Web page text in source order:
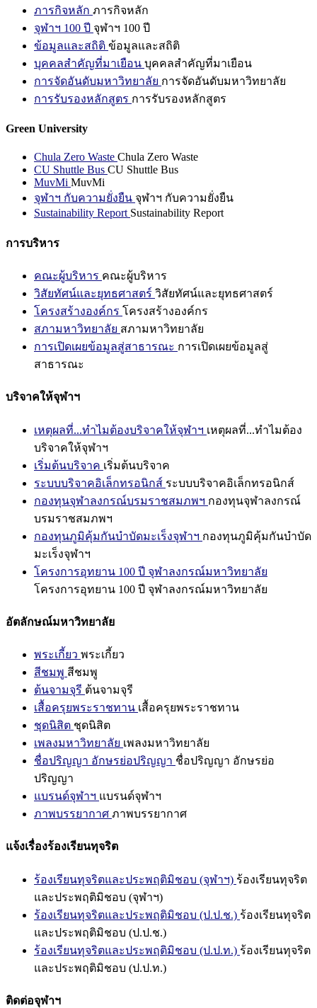
ภารกิจหลัก ภารกิจหลัก
จุฬาฯ 100 ปี จุฬาฯ 100 ปี
ข้อมูลและสถิติ ข้อมูลและสถิติ
บุคคลสำคัญที่มาเยือน บุคคลสำคัญที่มาเยือน
การจัดอันดับมหาวิทยาลัย การจัดอันดับมหาวิทยาลัย
การรับรองหลักสูตร การรับรองหลักสูตร
Green University
Chula Zero Waste Chula Zero Waste
CU Shuttle Bus CU Shuttle Bus
MuvMi MuvMi
จุฬาฯ กับความยั่งยืน จุฬาฯ กับความยั่งยืน
Sustainability Report Sustainability Report
การบริหาร
คณะผู้บริหาร คณะผู้บริหาร
วิสัยทัศน์และยุทธศาสตร์ วิสัยทัศน์และยุทธศาสตร์
โครงสร้างองค์กร โครงสร้างองค์กร
สภามหาวิทยาลัย สภามหาวิทยาลัย
การเปิดเผยข้อมูลสู่สาธารณะ การเปิดเผยข้อมูลสู่
สาธารณะ
บริจาคให้จุฬาฯ
เหตุผลที่...ทำไมต้องบริจาคให้จุฬาฯ เหตุผลที่...ทำไมต้อง
บริจาคให้จุฬาฯ
เริ่มต้นบริจาค เริ่มต้นบริจาค
ระบบบริจาคอิเล็กทรอนิกส์ ระบบบริจาคอิเล็กทรอนิกส์
กองทุนจุฬาลงกรณ์บรมราชสมภพฯ กองทุนจุฬาลงกรณ์
บรมราชสมภพฯ
กองทุนภูมิคุ้มกันบำบัดมะเร็งจุฬาฯ กองทุนภูมิคุ้มกันบำบัด
มะเร็งจุฬาฯ
โครงการอุทยาน 100 ปี จุฬาลงกรณ์มหาวิทยาลัย
โครงการอุทยาน 100 ปี จุฬาลงกรณ์มหาวิทยาลัย
อัตลักษณ์มหาวิทยาลัย
พระเกี้ยว พระเกี้ยว
สีชมพู สีชมพู
ต้นจามจุรี ต้นจามจุรี
เสื้อครุยพระราชทาน เสื้อครุยพระราชทาน
ชุดนิสิต ชุดนิสิต
เพลงมหาวิทยาลัย เพลงมหาวิทยาลัย
ชื่อปริญญา อักษรย่อปริญญา ชื่อปริญญา อักษรย่อ
ปริญญา
แบรนด์จุฬาฯ แบรนด์จุฬาฯ
ภาพบรรยากาศ ภาพบรรยากาศ
แจ้งเรื่องร้องเรียนทุจริต
ร้องเรียนทุจริตและประพฤติมิชอบ (จุฬาฯ) ร้องเรียนทุจริต
และประพฤติมิชอบ (จุฬาฯ)
ร้องเรียนทุจริตและประพฤติมิชอบ (ป.ป.ช.) ร้องเรียนทุจริต
และประพฤติมิชอบ (ป.ป.ช.)
ร้องเรียนทุจริตและประพฤติมิชอบ (ป.ป.ท.) ร้องเรียนทุจริต
และประพฤติมิชอบ (ป.ป.ท.)
ติดต่อจุฬาฯ